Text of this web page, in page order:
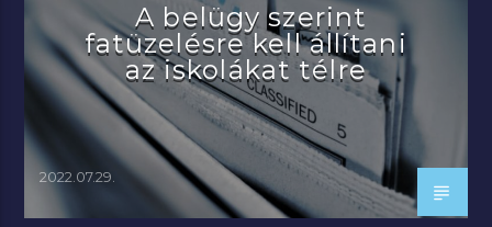
A belügy szerint
fatüzelésre kell állítani
az iskolákat télre
2022.07.29.